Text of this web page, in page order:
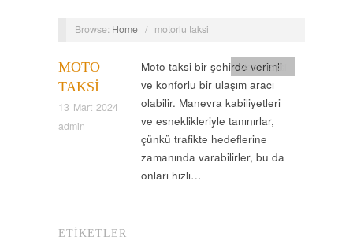
Browse: Home / motorlu taksi
MOTO
TAKSI
13 Mart 2024
admin
Moto Taksi
Moto taksi bir şehirde verimli
ve konforlu bir ulaşım aracı
olabilir. Manevra kabiliyetleri
ve esneklikleriyle tanınırlar,
çünkü trafikte hedeflerine
zamanında varabilirler, bu da
onları hızlı…
ETIKETLER